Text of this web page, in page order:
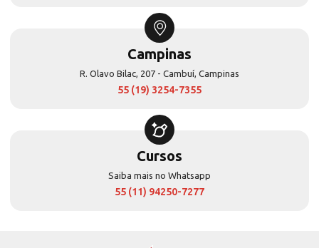
Campinas
R. Olavo Bilac, 207 - Cambuí, Campinas
55 (19) 3254-7355
Cursos
Saiba mais no Whatsapp
55 (11) 94250-7277